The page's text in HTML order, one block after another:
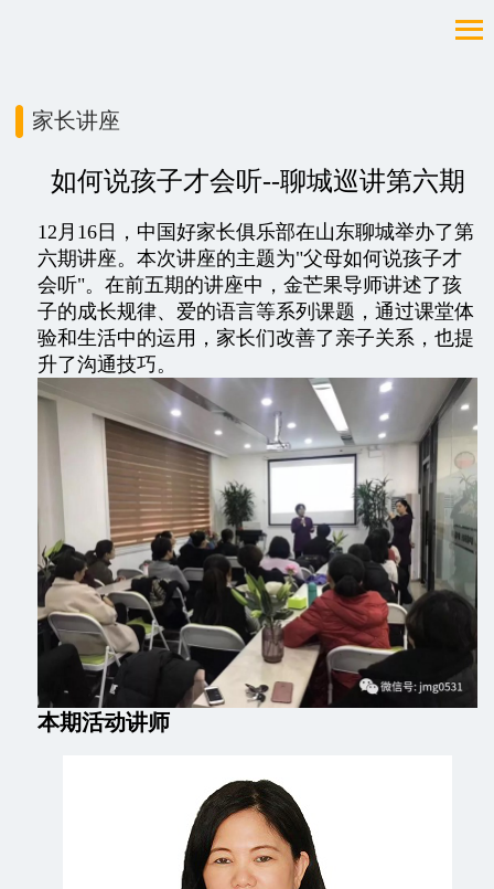
家长讲座
如何说孩子才会听--聊城巡讲第六期
12月16日，中国好家长俱乐部在山东聊城举办了第
六期讲座。本次讲座的主题为"父母如何说孩子才
会听"。在前五期的讲座中，金芒果导师讲述了孩
子的成长规律、爱的语言等系列课题，通过课堂体
验和生活中的运用，家长们改善了亲子关系，也提
升了沟通技巧。
本期活动讲师